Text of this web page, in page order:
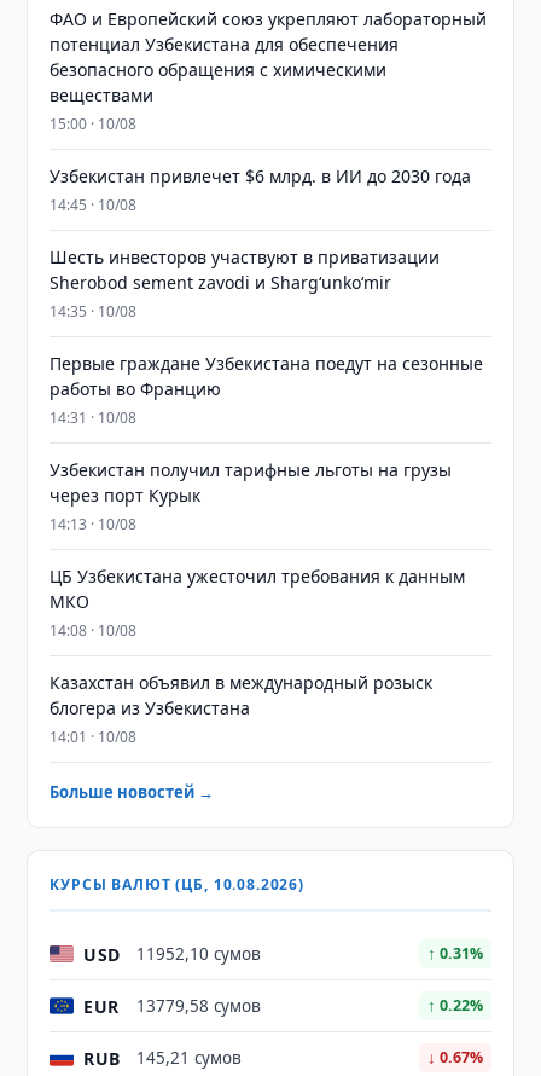
ФАО и Европейский союз укрепляют лабораторный
потенциал Узбекистана для обеспечения
безопасного обращения с химическими
веществами
15:00 · 10/08
Узбекистан привлечет $6 млрд. в ИИ до 2030 года
14:45 · 10/08
Шесть инвесторов участвуют в приватизации
Sherobod sement zavodi и Shargʻunkoʻmir
14:35 · 10/08
Первые граждане Узбекистана поедут на сезонные
работы во Францию
14:31 · 10/08
Узбекистан получил тарифные льготы на грузы
через порт Курык
14:13 · 10/08
ЦБ Узбекистана ужесточил требования к данным
МКО
14:08 · 10/08
Казахстан объявил в международный розыск
блогера из Узбекистана
14:01 · 10/08
Больше новостей →
КУРСЫ ВАЛЮТ (ЦБ, 10.08.2026)
USD 11952,10 сумов ↑ 0.31%
EUR 13779,58 сумов ↑ 0.22%
RUB 145,21 сумов ↓ 0.67%